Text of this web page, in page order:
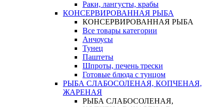
Раки, лангусты, крабы
КОНСЕРВИРОВАННАЯ РЫБА
КОНСЕРВИРОВАННАЯ РЫБА
Все товары категории
Анчоусы
Тунец
Паштеты
Шпроты, печень трески
Готовые блюда с тунцом
РЫБА СЛАБОСОЛЕНАЯ, КОПЧЕНАЯ,
ЖАРЕНАЯ
РЫБА СЛАБОСОЛЕНАЯ,